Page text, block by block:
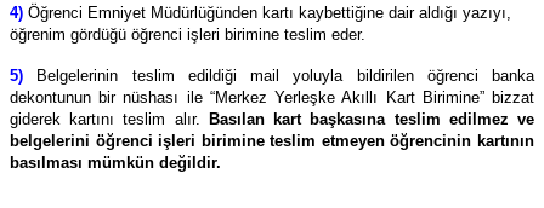
4) Öğrenci Emniyet Müdürlüğünden kartı kaybettiğine dair aldığı yazıyı,
öğrenim gördüğü öğrenci işleri birimine teslim eder.
5) Belgelerinin teslim edildiği mail yoluyla bildirilen öğrenci banka
dekontunun bir nüshası ile “Merkez Yerleşke Akıllı Kart Birimine” bizzat
giderek kartını teslim alır.
Basılan kart başkasına teslim edilmez ve
belgelerini öğrenci işleri birimine teslim etmeyen öğrencinin kartının
basılması mümkün değildir.